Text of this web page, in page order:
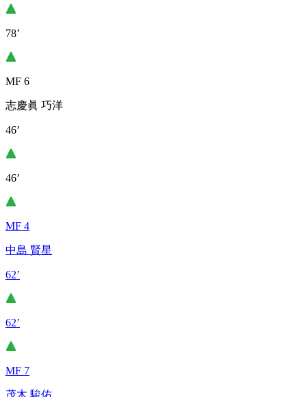
78’
MF 6
志慶眞 巧洋
46’
46’
MF 4
中島 賢星
62’
62’
MF 7
茂木 駿佑